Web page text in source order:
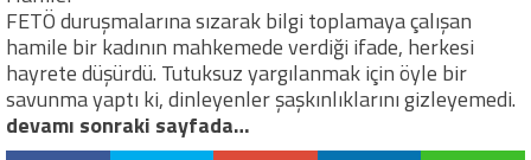
FETÖ duruşmalarına sızarak bilgi toplamaya çalışan
hamile bir kadının mahkemede verdiği ifade, herkesi
hayrete düşürdü. Tutuksuz yargılanmak için öyle bir
savunma yaptı ki, dinleyenler şaşkınlıklarını gizleyemedi.
devamı sonraki sayfada…